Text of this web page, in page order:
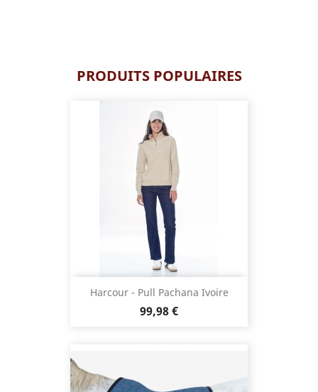
PRODUITS POPULAIRES
Harcour - Pull Pachana Ivoire
Prix
99,98 €